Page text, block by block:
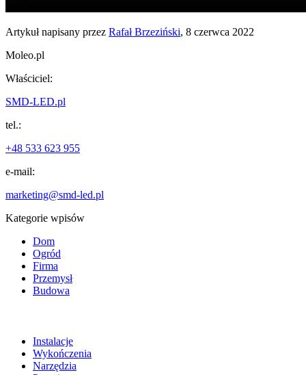
Artykuł napisany przez Rafał Brzeziński, 8 czerwca 2022
Moleo.pl
Właściciel:
SMD-LED.pl
tel.:
+48 533 623 955
e-mail:
marketing@smd-led.pl
Kategorie wpisów
Dom
Ogród
Firma
Przemysł
Budowa
Instalacje
Wykończenia
Narzędzia